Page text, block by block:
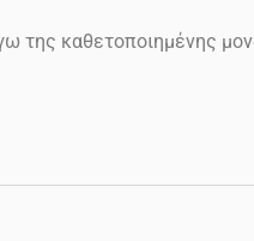
της καθετοποιημένης